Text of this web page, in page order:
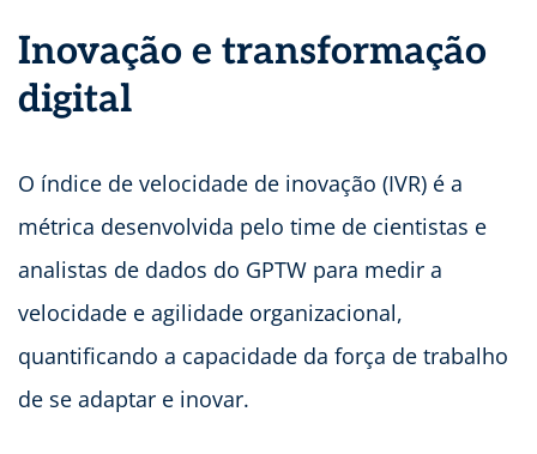
Inovação e transformação
digital
O índice de velocidade de inovação (IVR) é a
métrica desenvolvida pelo time de cientistas e
analistas de dados do GPTW para medir a
velocidade e agilidade organizacional,
quantificando a capacidade da força de trabalho
de se adaptar e inovar.